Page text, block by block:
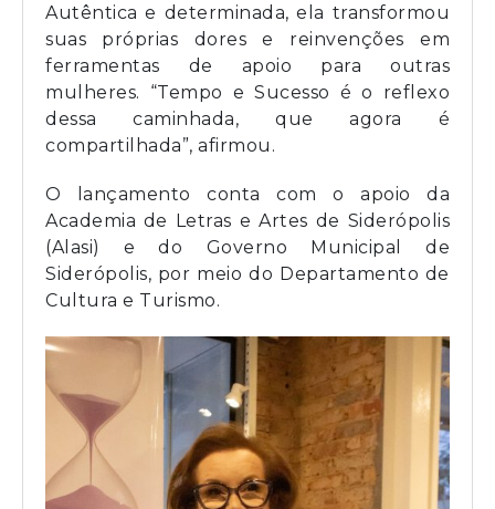
Autêntica e determinada, ela transformou
suas próprias dores e reinvenções em
ferramentas de apoio para outras
mulheres. “Tempo e Sucesso é o reflexo
dessa caminhada, que agora é
compartilhada”, afirmou.
O lançamento conta com o apoio da
Academia de Letras e Artes de Siderópolis
(Alasi) e do Governo Municipal de
Siderópolis, por meio do Departamento de
Cultura e Turismo.